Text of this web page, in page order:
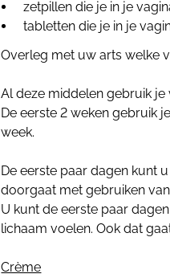
zetpillen die je in je
tabletten die je in je
Overleg met uw arts welke
Al deze middelen gebruik
De eerste 2 weken gebruik
week.
De eerste paar dagen kunt
doorgaat met gebruiken
U kunt de eerste paar
lichaam voelen. Ook dat
Crème